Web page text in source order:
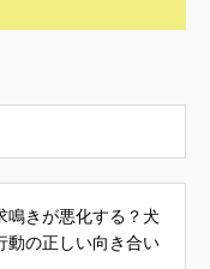
鳴きが悪化する？犬
動の正しい向き合い